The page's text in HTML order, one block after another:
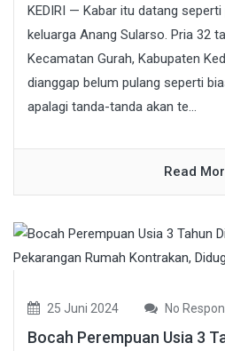
KEDIRI — Kabar itu datang
keluarga Anang Sularso. Pria 32
Kecamatan Gurah, Kabupaten
dianggap belum pulang seperti
apalagi tanda-tanda akan te...
Read
25 Juni 2024 No
Bocah Perempuan Usia 3